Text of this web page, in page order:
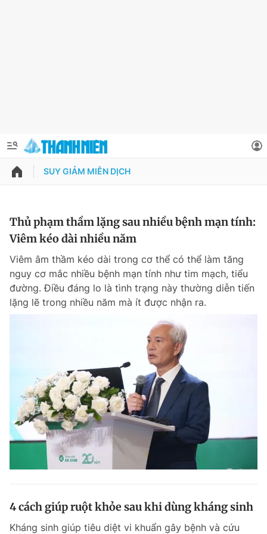
QUẢNG CÁO ĐẶT BÁO
Chuyên mục khác
Chào ngày mới Tin 24h
Tin 360
Video Magazine
Sản phẩm khác
Tiện ích Bạn cần biết
Thông tin tài khoản
Đổi mật khẩu
Tin đã lưu
Tin đã xem
SUY GIẢM MIỄN DỊCH
Thủ phạm thầm lặng sau nhiều bệnh mạn tính:
Viêm kéo dài nhiều năm
Viêm âm thầm kéo dài trong cơ thể có thể làm tăng
nguy cơ mắc nhiều bệnh mạn tính như tim mạch, tiểu
đường. Điều đáng lo là tình trạng này thường diễn tiến
lặng lẽ trong nhiều năm mà ít được nhận ra.
4 cách giúp ruột khỏe sau khi dùng kháng sinh
Kháng sinh giúp tiêu diệt vi khuẩn gây bệnh và cứu